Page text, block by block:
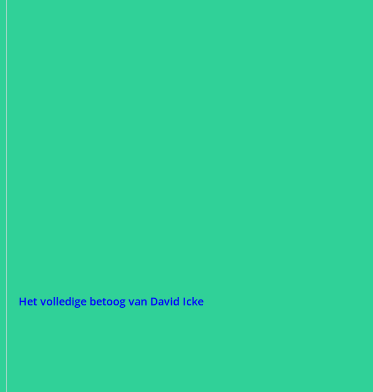
Het volledige betoog van David Icke